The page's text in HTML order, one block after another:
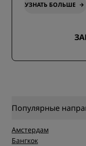
УЗНАТЬ БОЛЬШЕ
Популярные
Амстердам
Бангкок